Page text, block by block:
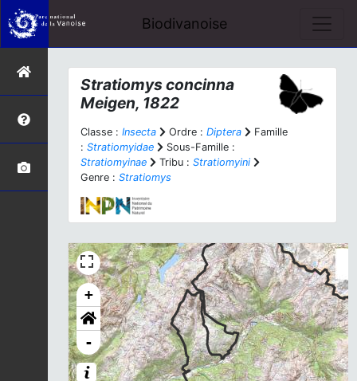
Biodivanoise
Stratiomys concinna
Meigen, 1822
Classe : Insecta Ordre : Diptera
Famille
: Stratiomyidae
Sous-Famille :
Stratiomyinae
Tribu : Stratiomyini
Genre : Stratiomys
+
-